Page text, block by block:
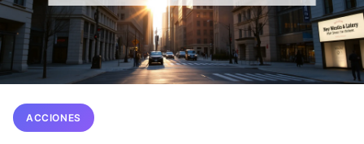
ACCIONES